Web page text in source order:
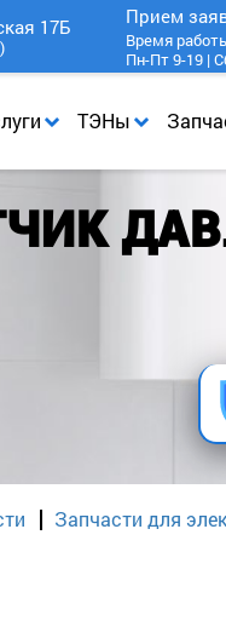
ТЭНы
17Б Прием
Время
Пн-Пт 9-19 |
Запчасти для